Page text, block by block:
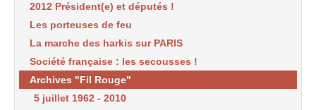
2012 Président(e) et députés !
Les porteuses de feu
La marche des harkis sur PARIS
Société française : les secousses !
Archives "Fil Rouge"
5 juillet 1962 - 2010